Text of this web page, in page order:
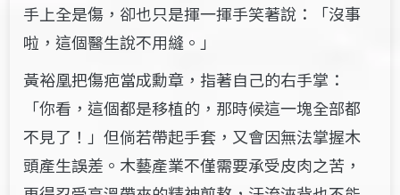
手上全是傷，卻也只是揮一揮手笑著說：「沒事
啦，這個醫生說不用縫。」
黃裕凰把傷疤當成勳章，指著自己的右手掌：
「你看，這個都是移植的，那時候這一塊全部都
不見了！」但倘若帶起手套，又會因無法掌握木
頭產生誤差。木藝產業不僅需要承受皮肉之苦，